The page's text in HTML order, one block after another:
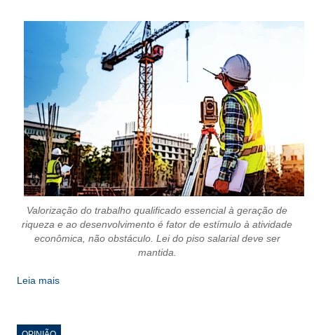
PUBLICAÇÕES
PUBLICIDADE
MANUAL DE REDAÇÃO
RELEASES
CONTATO
CADASTRO
ASSOCIE-SE
ATUALIZAÇÃO CADASTRAL
Valorização do trabalho qualificado essencial à geração de
riqueza e ao desenvolvimento é fator de estímulo à atividade
econômica, não obstáculo. Lei do piso salarial deve ser
mantida.
Leia mais